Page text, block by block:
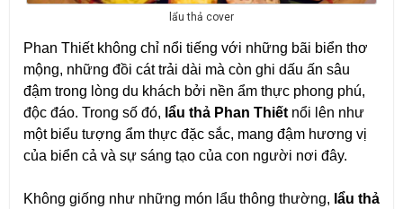
lẩu thả cover
Phan Thiết không chỉ nổi tiếng với những bãi biển thơ
mộng, những đồi cát trải dài mà còn ghi dấu ấn sâu
đậm trong lòng du khách bởi nền ẩm thực phong phú,
độc đáo. Trong số đó, lẩu thả Phan Thiết nổi lên như
một biểu tượng ẩm thực đặc sắc, mang đậm hương vị
của biển cả và sự sáng tạo của con người nơi đây.
Không giống như những món lẩu thông thường, lẩu thả